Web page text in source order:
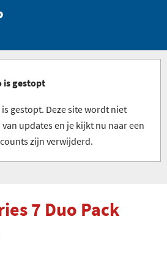
is gestopt
gestopt. Deze site wordt niet
updates en je kijkt nu naar een
zijn verwijderd.
7 Duo Pack